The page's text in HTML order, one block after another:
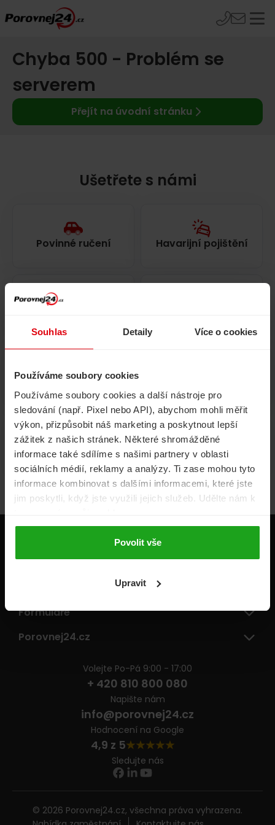
Souhlas Detaily Více o cookies
Používáme soubory cookies
Používáme soubory cookies a další nástroje pro
sledování (např. Pixel nebo API), abychom mohli měřit
výkon, přizpůsobit náš marketing a poskytnout lepší
zážitek z našich stránek. Některé shromážděné
informace také sdílíme s našimi partnery v oblasti
sociálních médií, reklamy a analýzy. Ti zase mohou tyto
informace kombinovat s dalšími informacemi, které jste
jim poskytli, když jste využili jejich služeb. Udělte nám k
Povolit vše
Upravit
Chyba 500 - Problém se
serverem
Přejít na úvodní stránku
Ušetřete s námi
Povinné ručení Havarijní pojištění
Volání, internet, TV
Životní pojištění Energie
Pojišťovny
Formuláře
Porovnej24.cz
Volejte Po-Pá 9:00 - 17:00
+ 420 810 800 080
Napište nám
info@porovnej24.cz
Hodnocení na Google
4,9 z 5
Sledujte nás
© 2026 Porovnej24.cz, všechna práva vyhrazena.